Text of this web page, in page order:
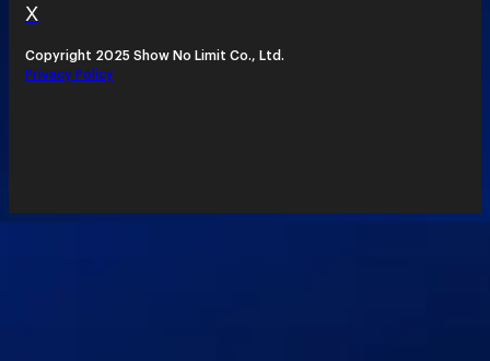
X
Copyright 2025 Show No Limit Co., Ltd.
Privacy Policy